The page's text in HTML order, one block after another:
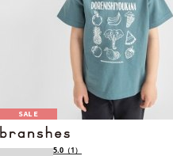
SALE
5.0 （1）